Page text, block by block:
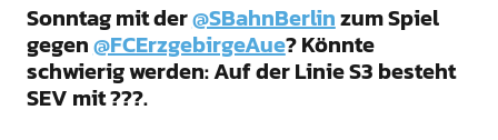
Sonntag mit der@SBahnBerlinzum Spiel
gegen@FCErzgebirgeAue? Könnte
schwierig werden: Auf der Linie S3 besteht
SEV mit ???.